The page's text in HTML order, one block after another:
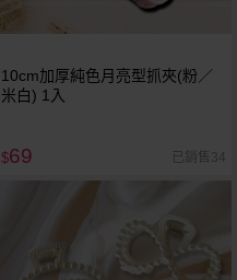
10cm加厚純色月亮型抓夾(粉／
米白) 1入
$69 已銷售34